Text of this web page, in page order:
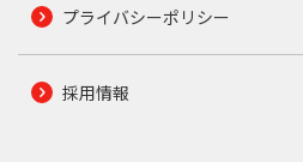
プライバシーポリシー
採用情報